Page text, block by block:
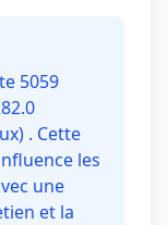
5059
. Cette
les
une
et la